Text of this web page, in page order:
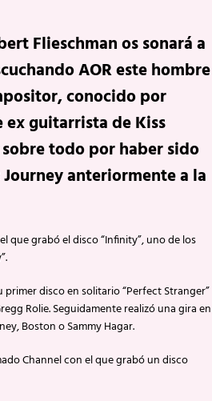
Flieschman os sonará a
AOR este hombre
conocido por
guitarrista de Kiss
todo por haber sido
anteriormente a la
que grabó el disco “Infinity”, uno de los
disco en solitario “Perfect Stranger”
Rolie. Seguidamente realizó una gira en
Boston o Sammy Hagar.
Channel con el que grabó un disco